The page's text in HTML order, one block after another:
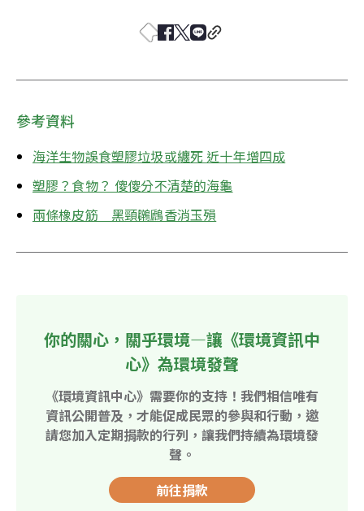
參考資料
海洋生物誤食塑膠垃圾或纏死 近十年增四成
塑膠？食物？ 傻傻分不清楚的海龜
兩條橡皮筋　黑頸鸊鷉香消玉殞
你的關心，關乎環境—讓《環境資訊中
心》為環境發聲
《環境資訊中心》需要你的支持！我們相信唯有
資訊公開普及，才能促成民眾的參與和行動，邀
請您加入定期捐款的行列，讓我們持續為環境發
聲。
前往捐款